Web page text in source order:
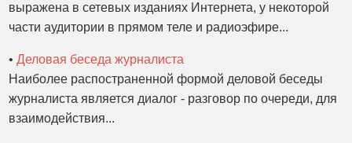
выражена в сетевых изданиях Интернета, у некоторой
части аудитории в прямом теле и радиоэфире...
•Деловая беседа журналиста
Наиболее распостраненной формой деловой беседы
журналиста является диалог - разговор по очереди, для
взаимодействия...